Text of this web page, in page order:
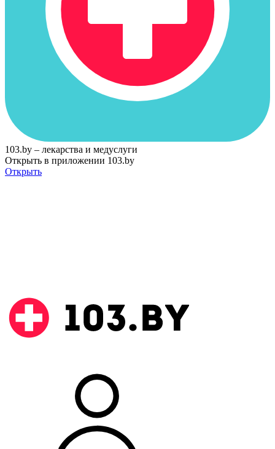
103.by – лекарства и медуслуги
Открыть в приложении 103.by
Открыть